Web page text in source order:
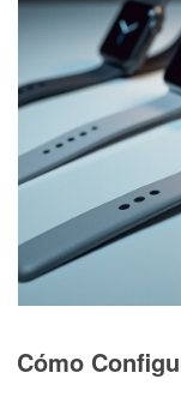
Cómo